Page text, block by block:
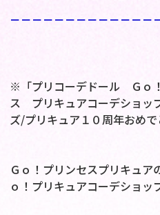
－－－－－－－－－－－－－
※「プリコーデドール Ｇｏ
ス プリキュアコーデショッ
ズ/プリキュア１０周年おめ
Ｇｏ！プリンセスプリキュ
ｏ！プリキュアコーデショッ